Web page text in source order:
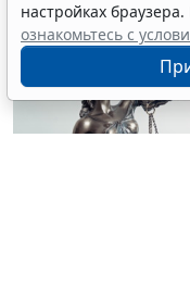
настройках
ознакомьтесь с